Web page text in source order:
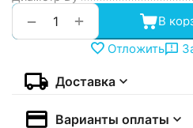
+
−
В
Отложить
Доставка
Варианты оплаты